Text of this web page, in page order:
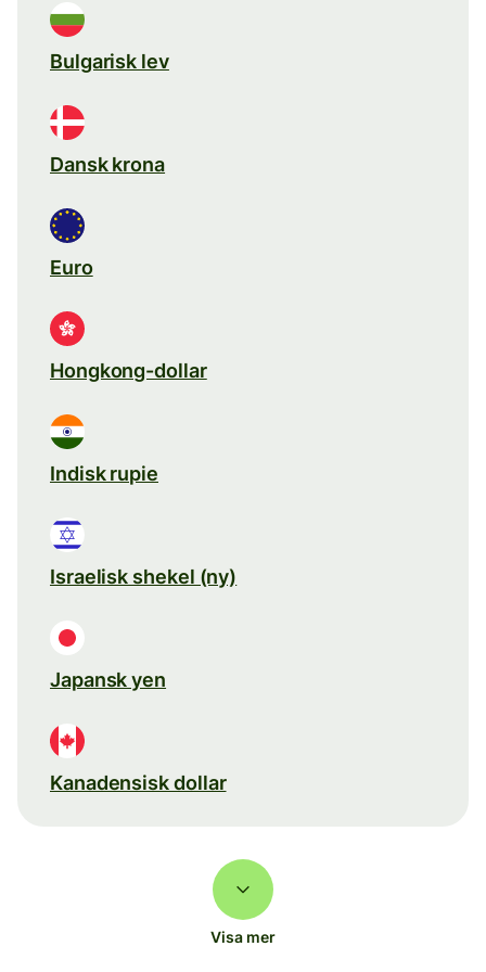
Bulgarisk lev
Dansk krona
Euro
Hongkong-dollar
Indisk rupie
Israelisk shekel (ny)
Japansk yen
Kanadensisk dollar
Visa mer